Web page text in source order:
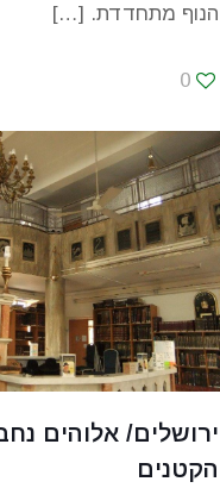
הנוף מתחדדת. […]
0
ירושלים/ אלוהים
הקטנים